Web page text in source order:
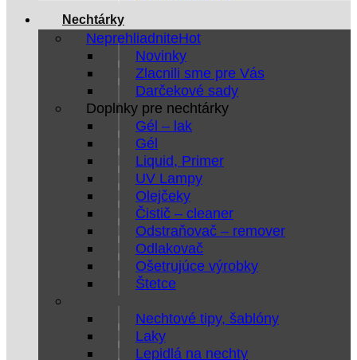
Nechtárky
Neprehliadnite
Novinky
Zlacnili sme pre Vás
Darčekové sady
Doplnky pre nechtárky
Gél – lak
Gél
Liquid, Primer
UV Lampy
Olejčeky
Čistič – cleaner
Odstraňovač – remover
Odlakovač
Ošetrujúce výrobky
Štetce
Nechtové tipy, šablóny
Laky
Lepidlá na nechty